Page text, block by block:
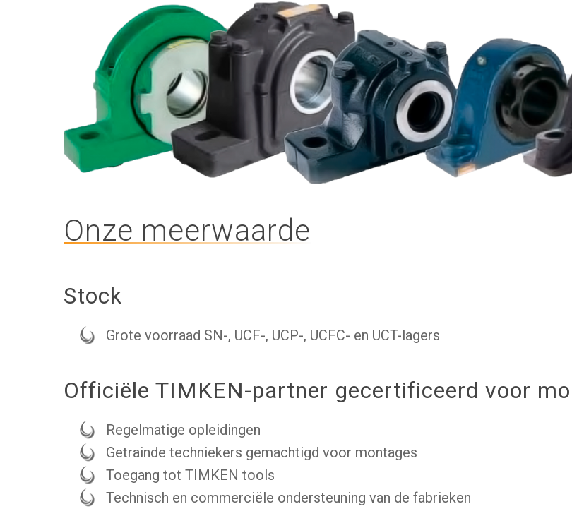
Onze meerwaarde
Stock
Grote voorraad SN-, UCF-, UCP-, UCFC- en UCT-lagers
Officiële TIMKEN-partner gecertificeerd voor
Regelmatige opleidingen
Getrainde techniekers gemachtigd voor montages
Toegang tot TIMKEN tools
Technisch en commerciële ondersteuning van de fabrieken